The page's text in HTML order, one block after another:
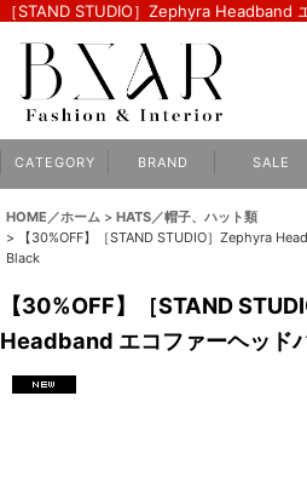
［STAND STUDIO］Zephyra Headband
C A T E G O R Y B R A N D S A L E
HOME／ホーム > HATS／帽子、ハット類
>
【30%OFF】［STAND STUDIO］Zephyra
Black
【30%OFF】［STAND
Headband エコファーヘッド